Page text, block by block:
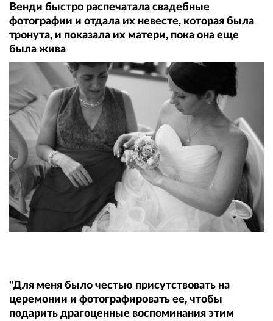
Венди быстро распечатала свадебные
фотографии и отдала их невесте, которая была
тронута, и показала их матери, пока она еще
была жива
"Для меня было честью присутствовать на
церемонии и фотографировать ее, чтобы
подарить драгоценные воспоминания этим